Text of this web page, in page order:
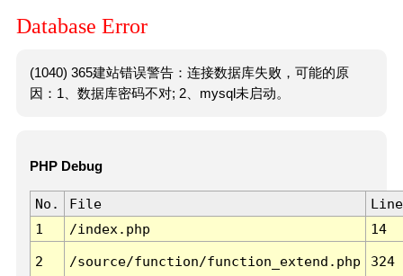
Database Error
(1040) 365建站错误警告：连接数据库失败，可能的原
因：1、数据库密码不对; 2、mysql未启动。
PHP Debug
No. File
Line
1
/index.php 14
2 /source/function/function_extend.php 324